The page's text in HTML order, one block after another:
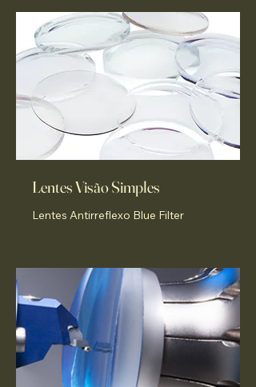
Lentes Visão Simples
Lentes Antirreflexo Blue Filter